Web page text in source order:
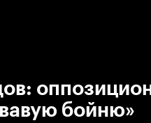
бойню»